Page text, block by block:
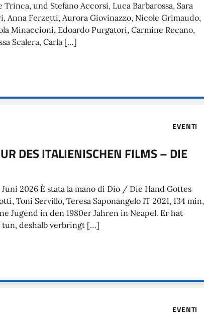
und Stefano Accorsi, Luca Barbarossa, Sara
Anna Ferzetti, Aurora Giovinazzo, Nicole Grimaudo,
Minaccioni, Edoardo Purgatori, Carmine Recano,
Scalera, Carla […]
EVENTI
DES ITALIENISCHEN FILMS – DIE
2026 È stata la mano di Dio / Die Hand Gottes
Toni Servillo, Teresa Saponangelo IT 2021, 134 min,
Jugend in den 1980er Jahren in Neapel. Er hat
deshalb verbringt […]
EVENTI